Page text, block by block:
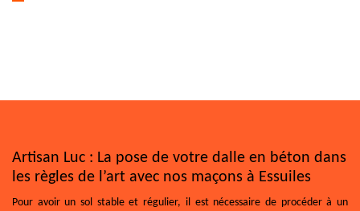
Artisan Luc : La pose de votre dalle en béton dans
les règles de l’art avec nos maçons à Essuiles
Pour avoir un sol stable et régulier, il est nécessaire de procéder à un